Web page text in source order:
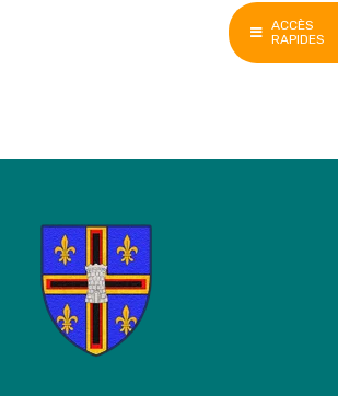
ACCÈS
RAPIDES